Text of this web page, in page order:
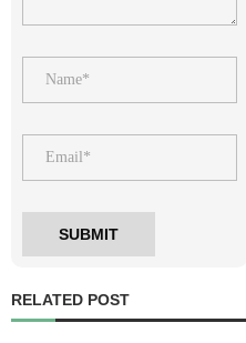
RELATED POST